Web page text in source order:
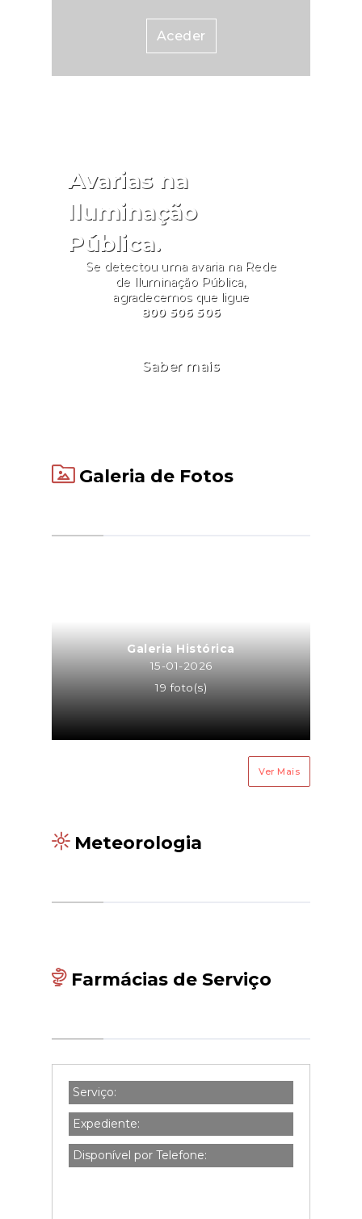
Aceder
Avarias na
Iluminação
Pública.
Se detectou uma avaria na Rede
de Iluminação Pública,
agradecemos que ligue
800 506 506
Saber mais
Galeria de Fotos
Galeria Histórica
15-01-2026
19 foto(s)
Ver Mais
Meteorologia
Farmácias de Serviço
Serviço:
Expediente:
Disponível por Telefone: